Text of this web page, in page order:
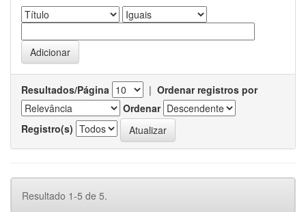
Resultados/Página | Ordenar registros por
Ordenar
Registro(s)
Resultado 1-5 de 5.